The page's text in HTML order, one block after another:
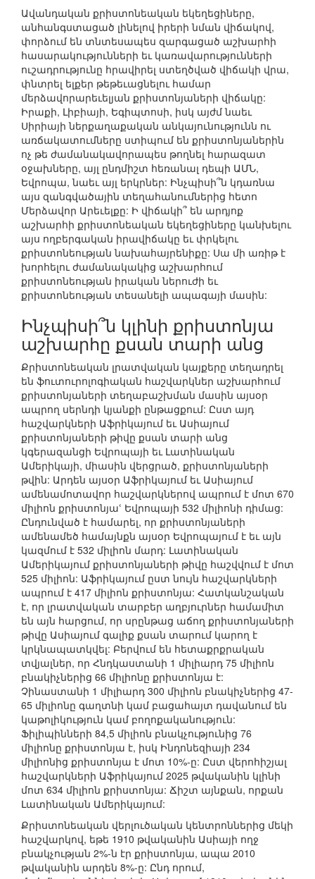
Ավանդական քրիստոնեական եկեղեցիները,
անհանգստացած լինելով իրերի նման վիճակով,
փորձում են տնտեսապես զարգացած աշխարհի
հասարակությունների եւ կառավարությունների
ուշադրությունը հրավիրել ստեղծված վիճակի վրա,
փնտրել ելքեր թեթեւացնելու համար
մերձավորարեւելյան քրիստոնյաների վիճակը:
Իրաքի, Լիբիայի, Եգիպտոսի, իսկ այժմ նաեւ
Սիրիայի ներքաղաքական անկայունությունն ու
առճակատումները ստիպում են քրիստոնյաներին
ոչ թե ժամանակավորապես թողնել հարազատ
օջախները, այլ ընդմիշտ հեռանալ դեպի ԱՄՆ,
Եվրոպա, նաեւ այլ երկրներ: Ինչպիսի՞ն կդառնա
այս զանգվածային տեղահանումներից հետո
Մերձավոր Արեւելքը: Ի վիճակի՞ են արդյոք
աշխարհի քրիստոնեական եկեղեցիները կանխելու
այս ողբերգական իրավիճակը եւ փրկելու
քրիստոնեության նախահայրենիքը: Սա մի առիթ է
խորհելու ժամանակակից աշխարհում
քրիստոնեության իրական ներուժի եւ
քրիստոնեության տեսանելի ապագայի մասին:
Ինչպիսի՞ն կլինի քրիստոնյա
աշխարհը քսան տարի անց
Քրիստոնեական լրատվական կայքերը տեղադրել
են ֆուտուրոլոգիական հաշվարկներ աշխարհում
քրիստոնյաների տեղաբաշխման մասին այսօր
ապրող սերնդի կյանքի ընթացքում: Ըստ այդ
հաշվարկների Աֆրիկայում եւ Ասիայում
քրիստոնյաների թիվը քսան տարի անց
կգերազանցի Եվրոպայի եւ Լատինական
Ամերիկայի, միասին վերցրած, քրիստոնյաների
թվին: Արդեն այսօր Աֆրիկայում եւ Ասիայում
ամենամոտավոր հաշվարկներով ապրում է մոտ 670
միլիոն քրիստոնյաՙ Եվրոպայի 532 միլիոնի դիմաց:
Ընդունված է համարել, որ քրիստոնյաների
ամենամեծ համայնքն այսօր Եվրոպայում է եւ այն
կազմում է 532 միլիոն մարդ: Լատինական
Ամերիկայում քրիստոնյաների թիվը հաշվվում է մոտ
525 միլիոն: Աֆրիկայում ըստ նույն հաշվարկների
ապրում է 417 միլիոն քրիստոնյա: Հատկանշական
է, որ լրատվական տարբեր աղբյուրներ համամիտ
են այն հարցում, որ սրընթաց աճող քրիստոնյաների
թիվը Ասիայում գալիք քսան տարում կարող է
կրկնապատկվել: Բերվում են հետաքրքրական
տվյալներ, որ Հնդկաստանի 1 միլիարդ 75 միլիոն
բնակիչներից 66 միլիոնը քրիստոնյա է:
Չինաստանի 1 միլիարդ 300 միլիոն բնակիչներից 47-
65 միլիոնը գաղտնի կամ բացահայտ դավանում են
կաթոլիկություն կամ բողոքականություն:
Ֆիլիպինների 84,5 միլիոն բնակչությունից 76
միլիոնը քրիստոնյա է, իսկ Ինդոնեզիայի 234
միլիոնից քրիստոնյա է մոտ 10%-ը: Ըստ վերոհիշյալ
հաշվարկների Աֆրիկայում 2025 թվականին կլինի
մոտ 634 միլիոն քրիստոնյա: Ճիշտ այնքան, որքան
Լատինական Ամերիկայում:
Քրիստոնեական վերլուծական կենտրոններից մեկի
հաշվարկով, եթե 1910 թվականին Ասիայի ողջ
բնակչության 2%-ն էր քրիստոնյա, ապա 2010
թվականին արդեն 8%-ը: Ընդ որում,